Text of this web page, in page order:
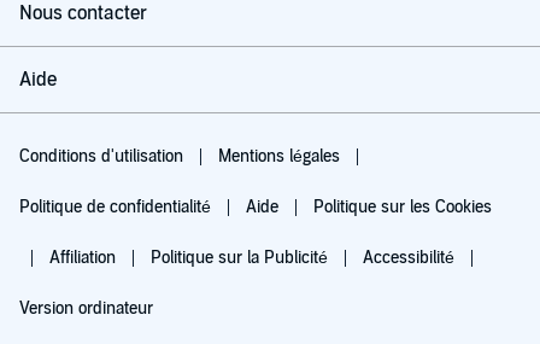
Nous contacter
Aide
Conditions d'utilisation Mentions légales
Politique de confidentialité Aide Politique sur les Cookies
Affiliation Politique sur la Publicité Accessibilité
Version ordinateur